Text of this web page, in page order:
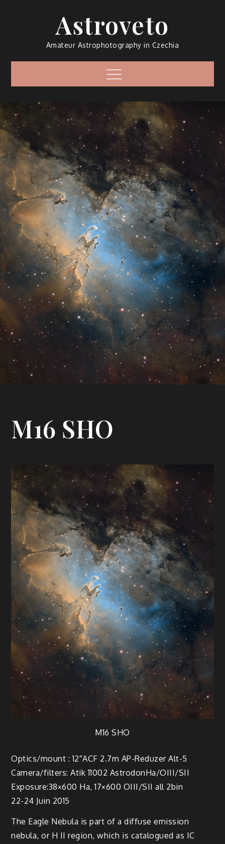
Astroveto
Amateur Astrophotography in Czechia
Menu
M16 SHO
M16 SHO
Optics/mount : 12″ACF 2.7m AP-Reduzer Alt-5
Camera/filters: Atik 11002 AstrodonHa/OIII/SII
Exposure:38×600 Ha, 17×600 OIII/SII all 2bin
22-24 Juin 2015
The Eagle Nebula is part of a diffuse emission
nebula, or H II region, which is catalogued as IC